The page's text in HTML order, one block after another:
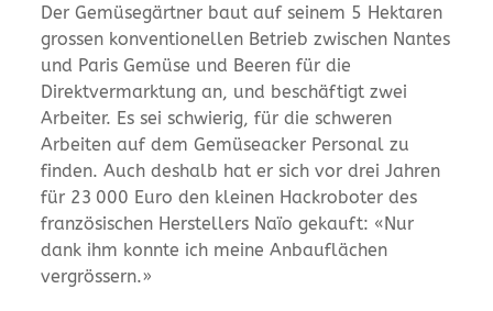
Der Gemüsegärtner baut auf seinem 5 Hektaren
grossen konventionellen Betrieb zwischen Nantes
und Paris Gemüse und Beeren für die
Direktvermarktung an, und beschäftigt zwei
Arbeiter. Es sei schwierig, für die schweren
Arbeiten auf dem Gemüseacker Personal zu
finden. Auch deshalb hat er sich vor drei Jahren
für 23 000 Euro den kleinen Hackroboter des
französischen Herstellers Naïo gekauft: «Nur
dank ihm konnte ich meine Anbauflächen
vergrössern.»